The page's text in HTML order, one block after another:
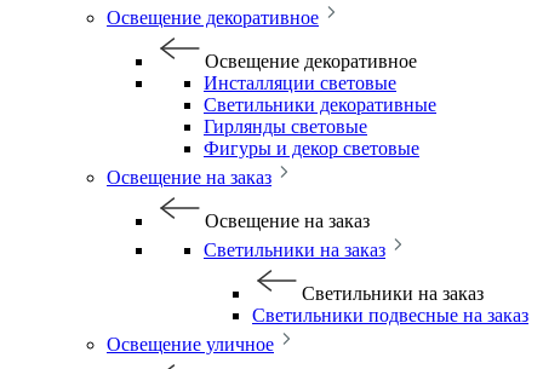
Освещение декоративное
Освещение декоративное
Инсталляции световые
Светильники декоративные
Гирлянды световые
Фигуры и декор световые
Освещение на заказ
Освещение на заказ
Светильники на заказ
Светильники на заказ
Светильники подвесные на заказ
Освещение уличное